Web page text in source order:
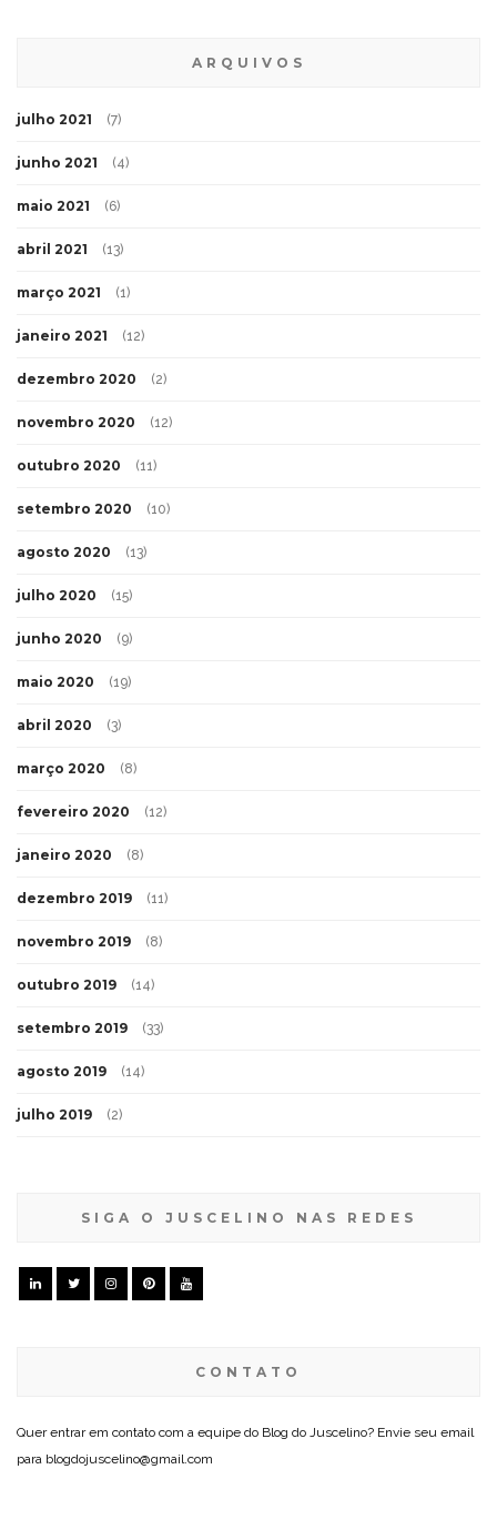
ARQUIVOS
julho 2021 (7)
junho 2021 (4)
maio 2021 (6)
abril 2021 (13)
março 2021 (1)
janeiro 2021 (12)
dezembro 2020 (2)
novembro 2020 (12)
outubro 2020 (11)
setembro 2020 (10)
agosto 2020 (13)
julho 2020 (15)
junho 2020 (9)
maio 2020 (19)
abril 2020 (3)
março 2020 (8)
fevereiro 2020 (12)
janeiro 2020 (8)
dezembro 2019 (11)
novembro 2019 (8)
outubro 2019 (14)
setembro 2019 (33)
agosto 2019 (14)
julho 2019 (2)
SIGA O JUSCELINO NAS REDES
CONTATO
Quer entrar em contato com a equipe do Blog do Juscelino? Envie seu email
para blogdojuscelino@gmail.com